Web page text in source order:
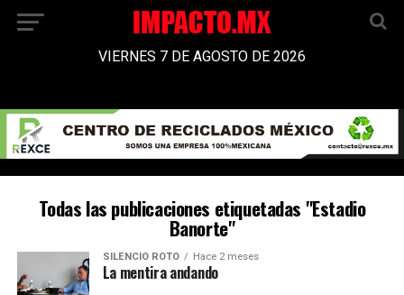
VIERNES 7 DE AGOSTO DE 2026
Todas las publicaciones etiquetadas "Estadio
Banorte"
SILENCIO ROTO Hace 2 meses
La mentira andando